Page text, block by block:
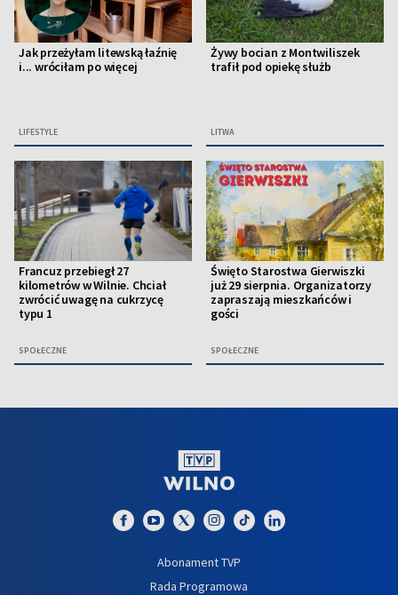
Jak przeżyłam litewską łaźnię
i... wróciłam po więcej
LIFESTYLE
Żywy bocian z Montwiliszek
trafił pod opiekę służb
LITWA
Francuz przebiegł 27
kilometrów w Wilnie. Chciał
zwrócić uwagę na cukrzycę
typu 1
SPOŁECZNE
Święto Starostwa Gierwiszki
już 29 sierpnia. Organizatorzy
zapraszają mieszkańców i
gości
SPOŁECZNE
Abonament TVP
Rada Programowa